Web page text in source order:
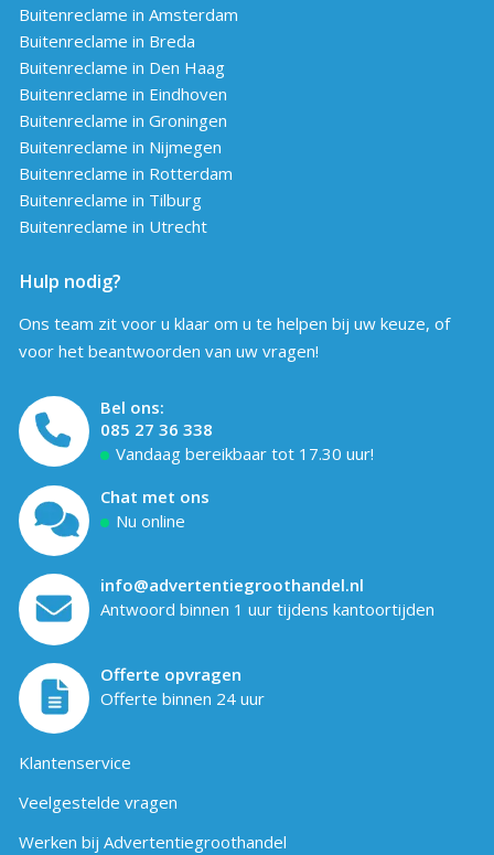
Buitenreclame in Amsterdam
Buitenreclame in Breda
Buitenreclame in Den Haag
Buitenreclame in Eindhoven
Buitenreclame in Groningen
Buitenreclame in Nijmegen
Buitenreclame in Rotterdam
Buitenreclame in Tilburg
Buitenreclame in Utrecht
Hulp nodig?
Ons team zit voor u klaar om u te helpen bij uw keuze, of
voor het beantwoorden van uw vragen!
Bel ons:
085 27 36 338
Vandaag bereikbaar tot 17.30 uur!
Chat met ons
Nu online
info@advertentiegroothandel.nl
Antwoord binnen 1 uur tijdens kantoortijden
Offerte opvragen
Offerte binnen 24 uur
Klantenservice
Veelgestelde vragen
Werken bij Advertentiegroothandel